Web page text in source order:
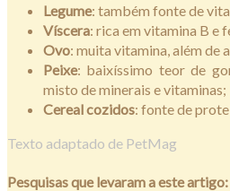
Legume: também fonte de
Víscera: rica em vitamina B e
Ovo: muita vitamina, além de
Peixe: baixíssimo teor de
misto de minerais e vitaminas;
Cereal cozidos: fonte de
Texto adaptado de PetMag
Pesquisas que levaram a este artigo: